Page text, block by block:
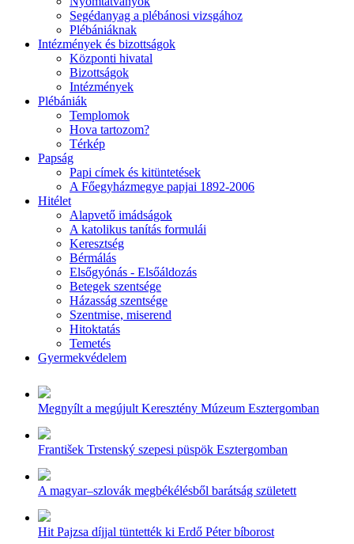
Segédanyag a plébánosi vizsgához
Plébániáknak
Intézmények és bizottságok
Központi hivatal
Bizottságok
Intézmények
Plébániák
Templomok
Hova tartozom?
Térkép
Papság
Papi címek és kitüntetések
A Főegyházmegye papjai 1892-2006
Hitélet
Alapvető imádságok
A katolikus tanítás formulái
Keresztség
Bérmálás
Elsőgyónás - Elsőáldozás
Betegek szentsége
Házasság szentsége
Szentmise, miserend
Hitoktatás
Temetés
Gyermekvédelem
Megnyílt a megújult Keresztény Múzeum Esztergomban
František Trstenský szepesi püspök Esztergomban
A magyar–szlovák megbékélésből barátság született
Hit Pajzsa díjjal tüntették ki Erdő Péter bíborost